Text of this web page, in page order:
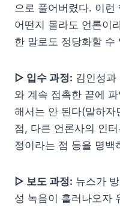
으로 풀어버렸다. 이런
어떤지 몰라도 언론이
한 말로도 정당화할 수
▷ 입수 과정: 김인성
와 계속 접촉한 끝에
해서는 안 된다(말하자
점, 다른 언론사의 인
정이라는 점 등을 명백
▷ 보도 과정: 뉴스가
성 녹음이 흘러나오자